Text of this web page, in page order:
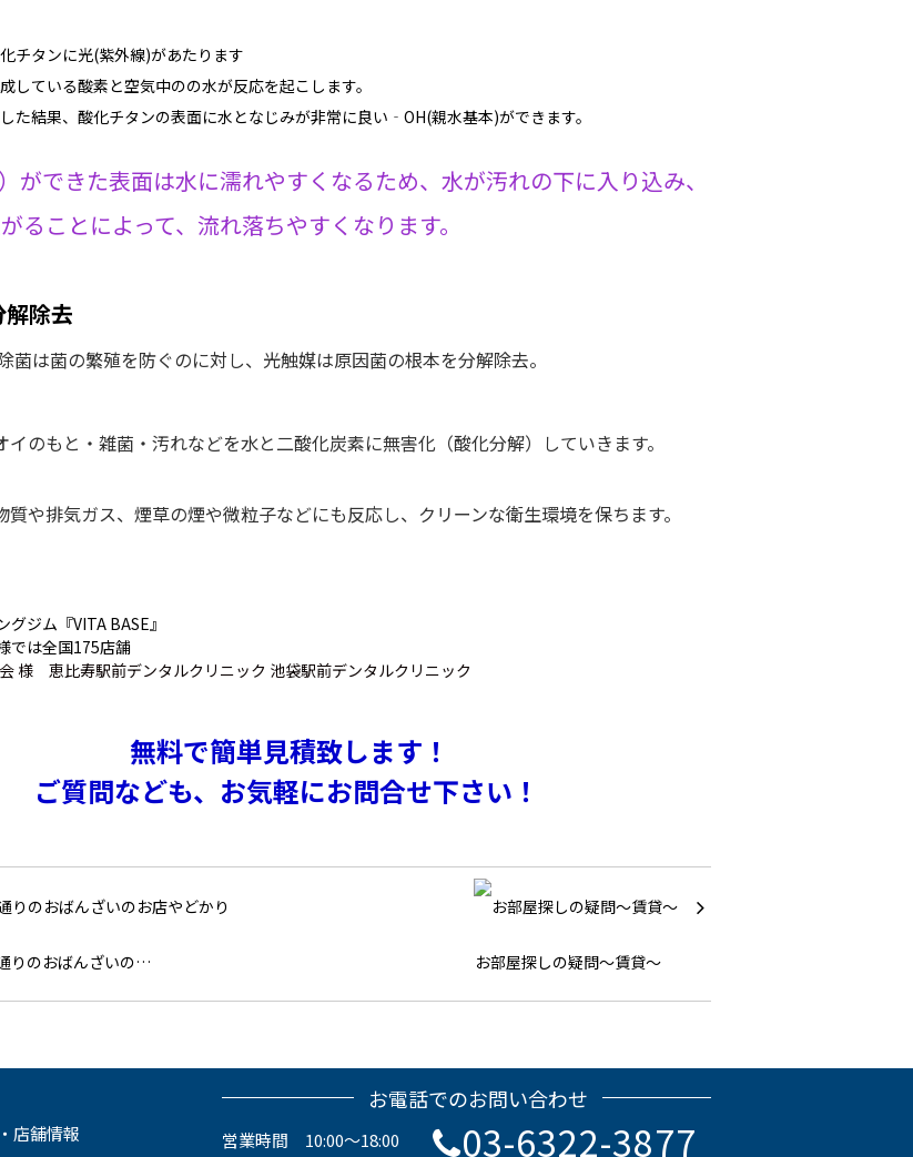
チタンに光(紫外線)があたります
している酸素と空気中のの水が反応を起こします。
た結果、酸化チタンの表面に水となじみが非常に良い‐OH(親水基本)ができます。
ができた表面は水に濡れやすくなるため、水が汚れの下に入り込み、
ることによって、流れ落ちやすくなります。
除去
菌は菌の繁殖を防ぐのに対し、光触媒は原因菌の根本を分解除去。
イのもと・雑菌・汚れなどを水と二酸化炭素に無害化（酸化分解）していきます。
質や排気ガス、煙草の煙や微粒子などにも反応し、クリーンな衛生環境を保ちます。
ジム『VITA BASE』
では全国175店舗
様 恵比寿駅前デンタルクリニック 池袋駅前デンタルクリニック
無料で簡単見積致します！
ご質問なども、お気軽にお問合せ下さい！
りのおばんざいの… お部屋探しの疑問～賃貸～
店舗情報
お電話でのお問い合わせ
営業時間 10:00～18:00 03-6322-3877